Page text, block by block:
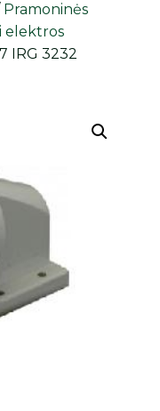
Pramoninės
elektros
IRG 3232